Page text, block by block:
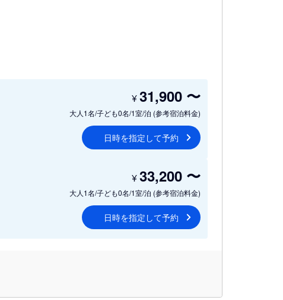
大人1名/子ども0名/1室/泊 (参考宿泊料金)
¥31,900 〜
日時を指定して予約
大人1名/子ども0名/1室/泊 (参考宿泊料金)
¥33,200 〜
日時を指定して予約